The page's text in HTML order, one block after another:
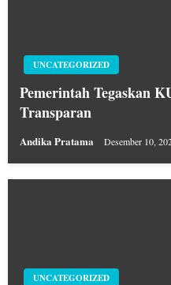
UNCATEGORIZED
Pemerintah Tegaskan
Transparan
Andika Pratama Desember 10,
UNCATEGORIZED